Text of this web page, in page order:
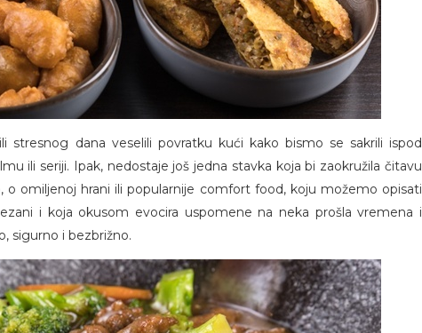
stresnog dana veselili povratku kući kako bismo se sakrili ispod
ili seriji. Ipak, nedostaje još jedna stavka koja bi zaokružila čitavu
o omiljenoj hrani ili popularnije comfort food, koju možemo opisati
i koja okusom evocira uspomene na neka prošla vremena i
sigurno i bezbrižno.